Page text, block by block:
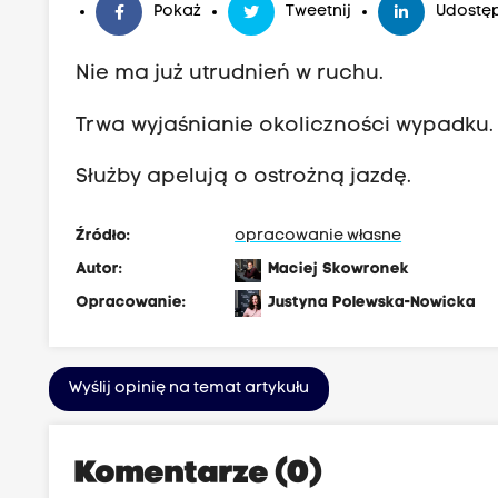
Pokaż Tweetnij
Nie ma już utrudnień w ruchu.
Trwa wyjaśnianie okoliczności wypadku.
Służby apelują o ostrożną jazdę.
Źródło:
opracowanie własne
Autor:
Maciej Skowronek
Opracowanie:
Justyna Polewska-Nowicka
Wyślij opinię na temat artykułu
Komentarze (0)